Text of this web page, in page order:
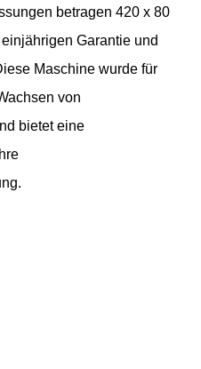
betragen 420 x 80
Garantie und
Maschine wurde für
von
bietet eine